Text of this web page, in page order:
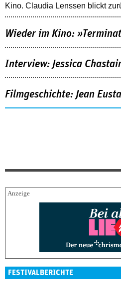
Kino. Claudia Lenssen blickt
Wieder im Kino:
Interview: Jessica
Filmgeschichte: Jean
FESTIVALBERICHTE